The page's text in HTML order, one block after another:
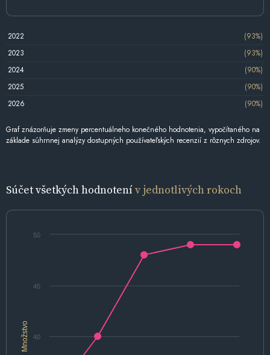
2022
(93%)
2023
(93%)
2024
(90%)
2025
(90%)
2026
(90%)
Graf znázorňuje zmeny percentuálneho konečného hodnotenia, vypočítaného na
základe súhrnnej analýzy dostupných používateľských recenzií z rôznych zdrojov.
Súčet všetkých hodnotenív jednotlivých rokoch
Množstvo 40
45
50